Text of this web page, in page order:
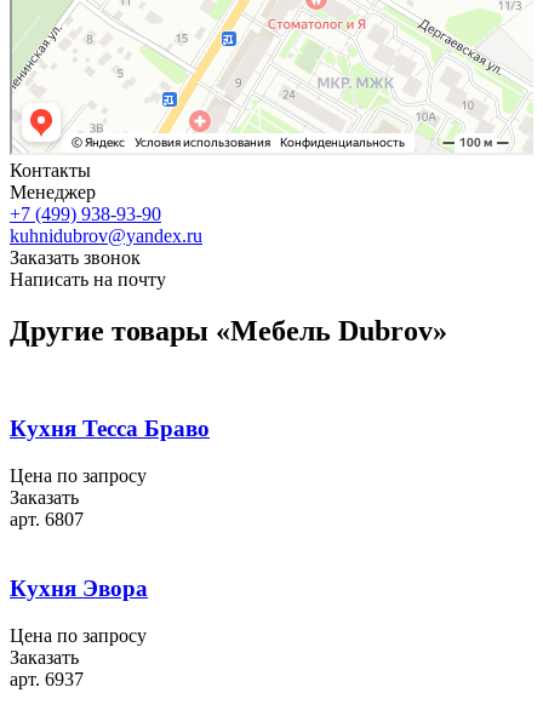
Контакты
Менеджер
+7 (499) 938-93-90
kuhnidubrov@yandex.ru
Заказать звонок
Написать на почту
Другие товары «Мебель Dubrov»
Кухня Тесса Браво
Цена по запросу
Заказать
арт. 6807
Кухня Эвора
Цена по запросу
Заказать
арт. 6937